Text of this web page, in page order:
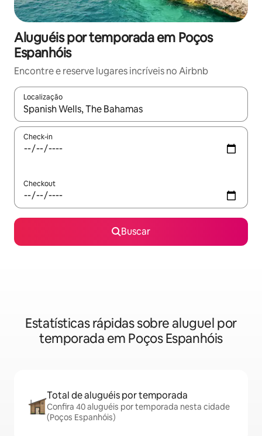
Aluguéis por temporada em Poços
Espanhóis
Encontre e reserve lugares incríveis no Airbnb
Localização
Quando os resultados estiverem disponíveis, explore-os
Check-in
Checkout
Buscar
Estatísticas rápidas sobre aluguel por
temporada em Poços Espanhóis
Total de aluguéis por temporada
Confira 40 aluguéis por temporada nesta cidade
(Poços Espanhóis)